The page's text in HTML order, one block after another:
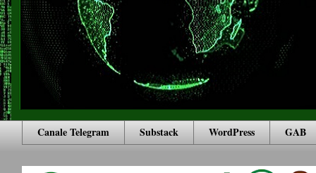
Canale Telegram Substack WordPress GAB